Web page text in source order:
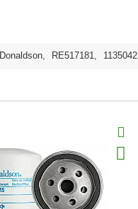
Donaldson, RE517181, 1135042